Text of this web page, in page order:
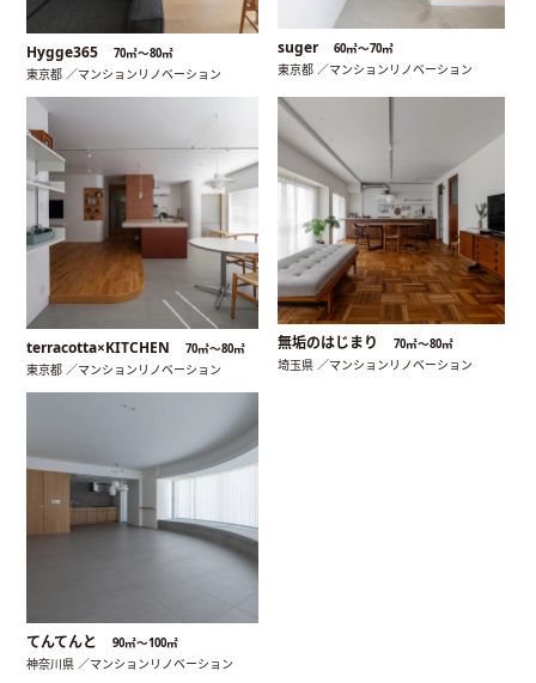
Hygge365 70㎡〜80㎡
東京都 ／マンションリノベーション
suger 60㎡〜70㎡
東京都 ／マンションリノベーション
terracotta×KITCHEN 70㎡〜80㎡
東京都 ／マンションリノベーション
無垢のはじまり 70㎡〜80㎡
埼玉県 ／マンションリノベーション
てんてんと 90㎡〜100㎡
神奈川県 ／マンションリノベーション